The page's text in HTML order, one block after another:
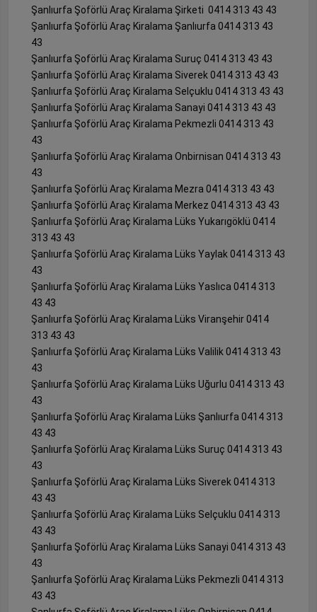
Şanlıurfa Şoförlü Araç Kiralama Şirketi 0414 313 43 43
Şanlıurfa Şoförlü Araç Kiralama Şanlıurfa 0414 313 43
43
Şanlıurfa Şoförlü Araç Kiralama Suruç 0414 313 43 43
Şanlıurfa Şoförlü Araç Kiralama Siverek 0414 313 43 43
Şanlıurfa Şoförlü Araç Kiralama Selçuklu 0414 313 43 43
Şanlıurfa Şoförlü Araç Kiralama Sanayi 0414 313 43 43
Şanlıurfa Şoförlü Araç Kiralama Pekmezli 0414 313 43
43
Şanlıurfa Şoförlü Araç Kiralama Onbirnisan 0414 313 43
43
Şanlıurfa Şoförlü Araç Kiralama Mezra 0414 313 43 43
Şanlıurfa Şoförlü Araç Kiralama Merkez 0414 313 43 43
Şanlıurfa Şoförlü Araç Kiralama Lüks Yukarıgöklü 0414
313 43 43
Şanlıurfa Şoförlü Araç Kiralama Lüks Yaylak 0414 313 43
43
Şanlıurfa Şoförlü Araç Kiralama Lüks Yaslıca 0414 313
43 43
Şanlıurfa Şoförlü Araç Kiralama Lüks Viranşehir 0414
313 43 43
Şanlıurfa Şoförlü Araç Kiralama Lüks Valilik 0414 313 43
43
Şanlıurfa Şoförlü Araç Kiralama Lüks Uğurlu 0414 313 43
43
Şanlıurfa Şoförlü Araç Kiralama Lüks Şanlıurfa 0414 313
43 43
Şanlıurfa Şoförlü Araç Kiralama Lüks Suruç 0414 313 43
43
Şanlıurfa Şoförlü Araç Kiralama Lüks Siverek 0414 313
43 43
Şanlıurfa Şoförlü Araç Kiralama Lüks Selçuklu 0414 313
43 43
Şanlıurfa Şoförlü Araç Kiralama Lüks Sanayi 0414 313 43
43
Şanlıurfa Şoförlü Araç Kiralama Lüks Pekmezli 0414 313
43 43